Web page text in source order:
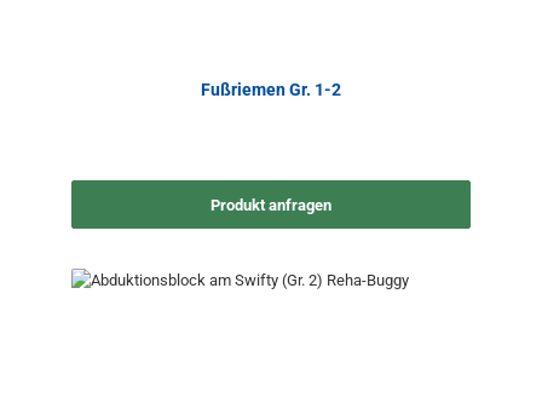
Fußriemen Gr. 1-2
Produkt anfragen